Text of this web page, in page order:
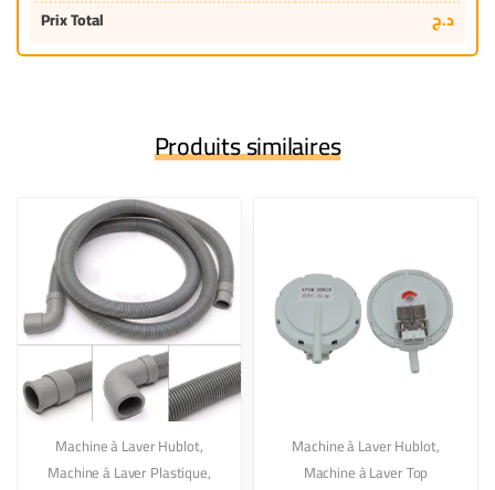
Prix Total
د.ج
Produits similaires
Machine à Laver Hublot,
Machine à Laver Plastique,
Machine à Laver Hublot,
Machine à Laver Top